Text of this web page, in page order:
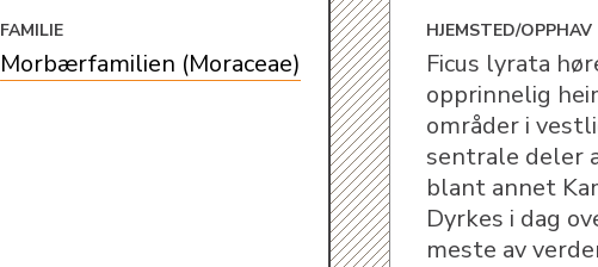
FAMILIE
Morbærfamilien (Moraceae)
HJEMSTED/OPPHAV
Ficus lyrata
opprinnelig
områder i
sentrale deler
blant annet
Dyrkes i dag
meste av